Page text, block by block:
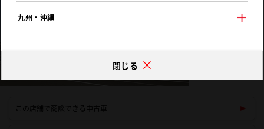
九州・沖縄
閉じる
この店舗で商談できる中古車